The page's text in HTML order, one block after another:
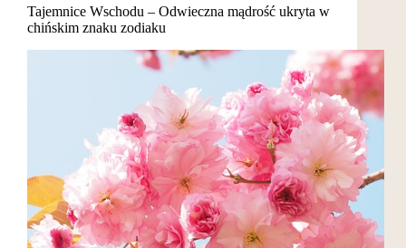
Tajemnice Wschodu – Odwieczna mądrość ukryta w
chińskim znaku zodiaku